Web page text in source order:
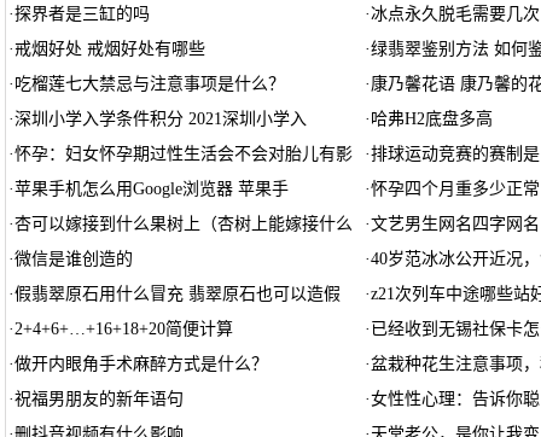
·探界者是三缸的吗 ·冰点永久脱毛需要几次
·戒烟好处 戒烟好处有哪些 ·绿翡翠鉴别方法 如何
· 吃榴莲七大禁忌与注意事项是什么？ · 康乃馨花语 康乃馨的
·深圳小学入学条件积分 2021深圳小学入 · 哈弗H2底盘多高
·怀孕：妇女怀孕期过性生活会不会对胎儿有影 ·排球运动竞赛的赛制
·苹果手机怎么用Google浏览器 苹果手 ·怀孕四个月重多少正常
·杏可以嫁接到什么果树上（杏树上能嫁接什么 ·文艺男生网名四字网
·微信是谁创造的 ·40岁范冰冰公开近况
·假翡翠原石用什么冒充 翡翠原石也可以造假 ·z21次列车中途哪些站
·2+4+6+…+16+18+20简便计算 · 已经收到无锡社保卡
·做开内眼角手术麻醉方式是什么？ ·盆栽种花生注意事项
·祝福男朋友的新年语句 ·女性性心理：告诉你